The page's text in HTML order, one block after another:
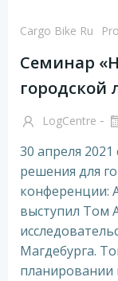
Cargo Bike Ru
Семинар
городской
LogCentre -
30 апреля
решения для
конференции:
выступил Том
Магдебурга.
планировании